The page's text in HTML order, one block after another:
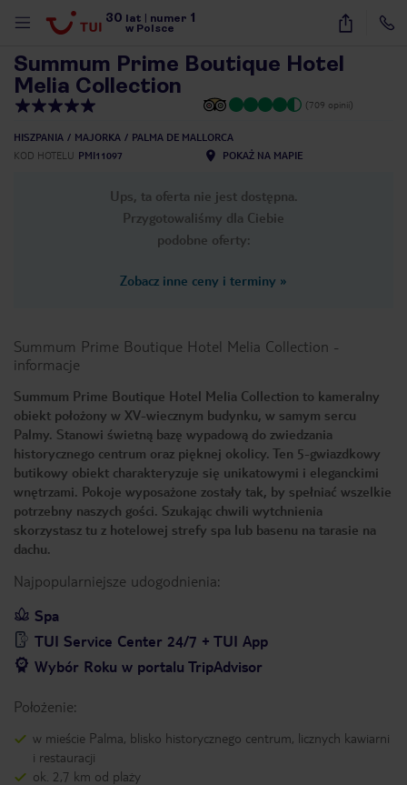
30 lat numer 1
w Polsce
27
Summum Prime Boutique Hotel
Melia Collection
(709 opinii)
HISZPANIA MAJORKA
PALMA DE MALLORCA
KOD HOTELU PMI11097 POKAŻ NA MAPIE
Ups, ta oferta nie jest dostępna.
Przygotowaliśmy dla Ciebie
podobne oferty:
Zobacz inne ceny i terminy »
Summum Prime Boutique Hotel Melia Collection -
informacje
Summum Prime Boutique Hotel Melia Collection to kameralny
obiekt położony w XV-wiecznym budynku, w samym sercu
Palmy. Stanowi świetną bazę wypadową do zwiedzania
historycznego centrum oraz pięknej okolicy. Ten 5-gwiazdkowy
butikowy obiekt charakteryzuje się unikatowymi i eleganckimi
wnętrzami. Pokoje wyposażone zostały tak, by spełniać wszelkie
potrzebny naszych gości. Szukając chwili wytchnienia
skorzystasz tu z hotelowej strefy spa lub basenu na tarasie na
dachu.
Najpopularniejsze udogodnienia:
Spa
TUI Service Center 24/7 + TUI App
Wybór Roku w portalu TripAdvisor
Położenie:
w mieście Palma, blisko historycznego centrum, licznych kawiarni
i restauracji
ok. 2,7 km od plaży